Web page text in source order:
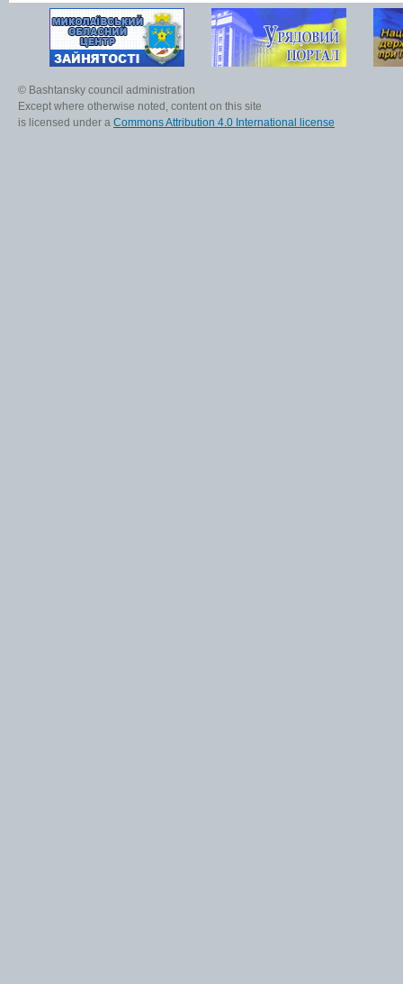
© Bashtansky council administration
Except where otherwise noted, content on this site
is licensed under a Commons Attribution 4.0 International license